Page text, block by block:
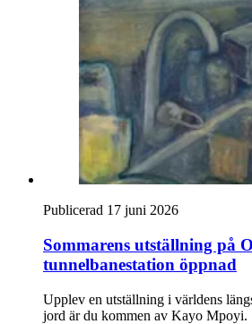
Publicerad 17 juni 2026
Sommarens utställning på
tunnelbanestation öppnad
Upplev en utställning i världens
jord är du kommen av Kayo Mpoyi.